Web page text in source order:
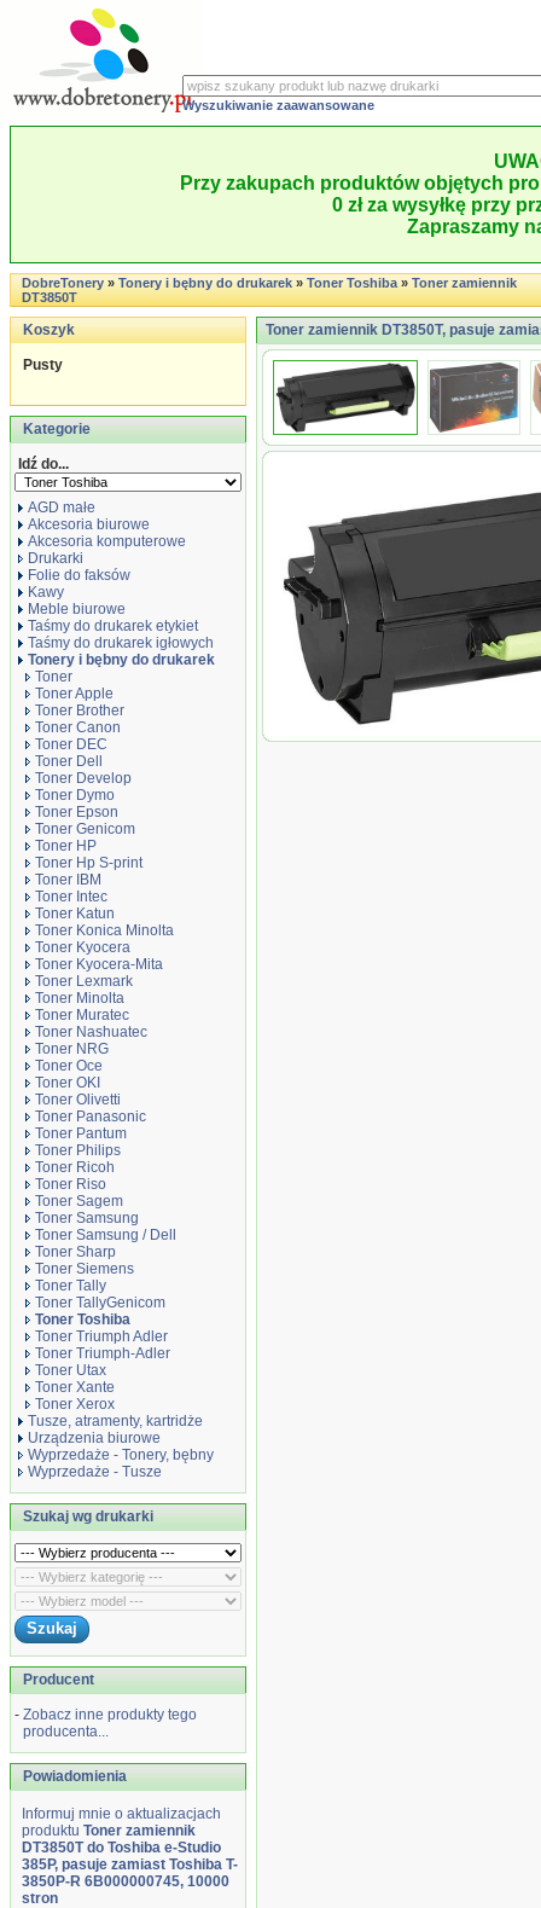
Wyszukiwanie zaawansowane
Przy zakupach produktów objętych
0 zł za wysyłkę przy
Zapraszamy
DobreTonery»Tonery i bębny do drukarek»Toner Toshiba»Toner zamiennik
DT3850T
Koszyk
Pusty
Kategorie
Idź do...
AGD małe
Akcesoria biurowe
Akcesoria komputerowe
Drukarki
Folie do faksów
Kawy
Meble biurowe
Taśmy do drukarek etykiet
Taśmy do drukarek igłowych
Tonery i bębny do drukarek
Toner
Toner Apple
Toner Brother
Toner Canon
Toner DEC
Toner Dell
Toner Develop
Toner Dymo
Toner Epson
Toner Genicom
Toner HP
Toner Hp S-print
Toner IBM
Toner Intec
Toner Katun
Toner Konica Minolta
Toner Kyocera
Toner Kyocera-Mita
Toner Lexmark
Toner Minolta
Toner Muratec
Toner Nashuatec
Toner NRG
Toner Oce
Toner OKI
Toner Olivetti
Toner Panasonic
Toner Pantum
Toner Philips
Toner Ricoh
Toner Riso
Toner Sagem
Toner Samsung
Toner Samsung / Dell
Toner Sharp
Toner Siemens
Toner Tally
Toner TallyGenicom
Toner Toshiba
Toner Triumph Adler
Toner Triumph-Adler
Toner Utax
Toner Xante
Toner Xerox
Tusze, atramenty, kartridże
Urządzenia biurowe
Wyprzedaże - Tonery, bębny
Wyprzedaże - Tusze
Szukaj wg drukarki
Producent
- Zobacz inne produkty tego
producenta...
Powiadomienia
Informuj mnie o aktualizacjach
produktu Toner zamiennik
DT3850T do Toshiba e-Studio
385P, pasuje zamiast Toshiba T-
3850P-R 6B000000745, 10000
stron
Toner zamiennik DT3850T, pasuje
Toner zamiennik DT3850T